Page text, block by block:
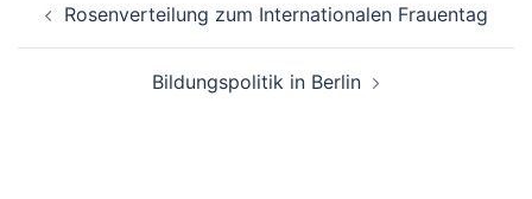
Rosenverteilung zum Internationalen Frauentag
Bildungspolitik in Berlin